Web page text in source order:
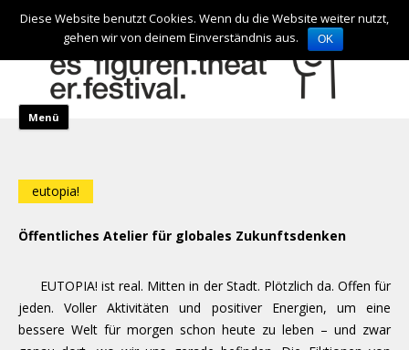
de en
Menü Zum Inhalt springen
eutopia!
Öffentliches Atelier für globales Zukunftsdenken
EUTOPIA! ist real. Mitten in der Stadt. Plötzlich da. Offen für
jeden. Voller Aktivitäten und positiver Energien, um eine
bessere Welt für morgen schon heute zu leben – und zwar
Diese Website benutzt Cookies. Wenn du die Website weiter nutzt,
gehen wir von deinem Einverständnis aus.
OK